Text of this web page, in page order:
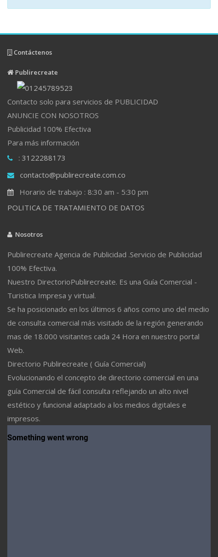
Contáctenos
Publirecreate
Contacto solo para servicios de PUBLICIDAD
ANUNCIE CON NOSOTROS
Publicidad 100% Efectiva
Para más información
: 3122288173
contacto@publirecreate.com.co
Horario de trabajo : 8:30 am - 5:30 pm
POLITICA DE TRATAMIENTO DE DATOS
Nosotros
Publirecreate Agencia de Publicidad .Servicio de Publicidad
100% Efectiva.
Nuestro DirectorioPublirecreate. Es una Guía Comercial -
Turistica Impresa y virtual.
Se ha posicionado en los últimos 6 años como uno del medio
de consulta comercial más visitado de la región generando
mas de 18.000 visitantes cada 24 Hora en nuestro portal
Web.
Directorio Publirecreate ( Guía Comercial)
Evolucionando el concepto de directorio comercial en una
guía Comercial de fácil consulta reflejando un alto nivel
estético y funcional adaptado a los medios digitales e
impresos.